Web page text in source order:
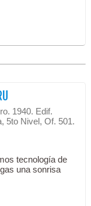
1940. Edif.
5to Nivel, Of. 501.
tecnología de
una sonrisa